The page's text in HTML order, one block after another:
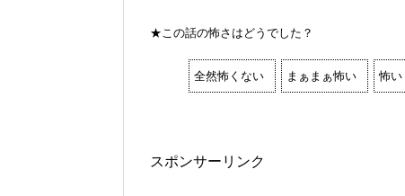
★この話の怖さはどうでした？
全然怖くない まぁまぁ怖い 怖い
スポンサーリンク